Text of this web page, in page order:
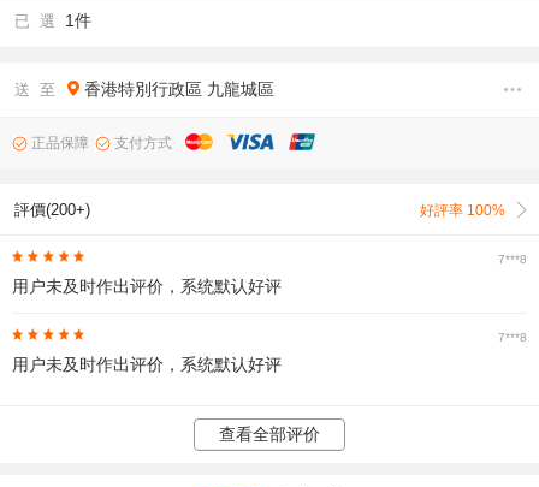
已 選 1件
送 至 香港特別行政區 九龍城區
正品保障 支付方式
評價(200+) 好評率 100%
7***8
用户未及时作出评价，系统默认好评
7***8
用户未及时作出评价，系统默认好评
查看全部评价